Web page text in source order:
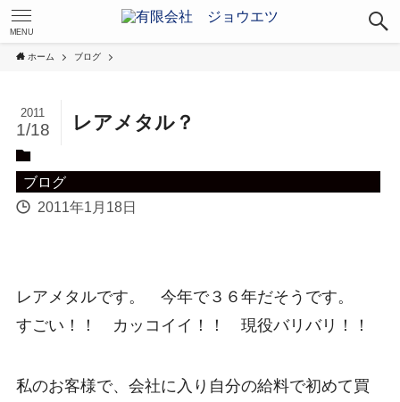
MENU
ホーム ブログ
レアメタル？
2011
1/18
ブログ
2011年1月18日
レアメタルです。 今年で３６年だそうです。
すごい！！ カッコイイ！！ 現役バリバリ！！
私のお客様で、会社に入り自分の給料で初めて買